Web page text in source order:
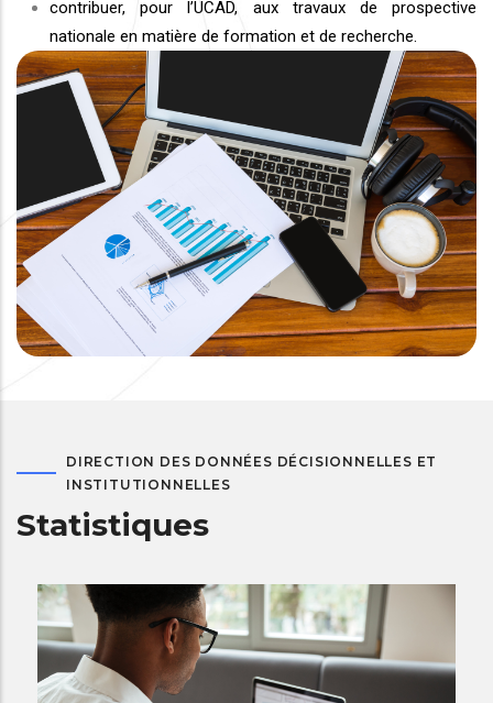
contribuer, pour l’UCAD, aux travaux de prospective
nationale en matière de formation et de recherche.
DIRECTION DES DONNÉES DÉCISIONNELLES ET
INSTITUTIONNELLES
Statistiques